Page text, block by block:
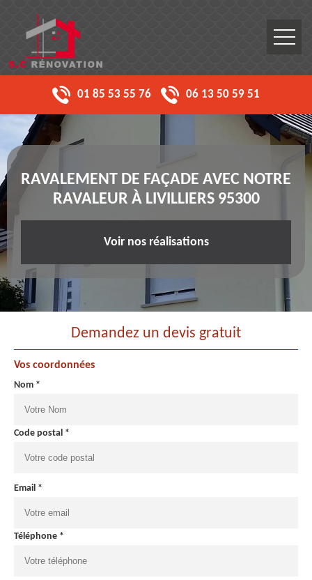
01 85 53 55 76 06 13 50 59 51
RAVALEMENT DE FAÇADE AVEC NOTRE
RAVALEUR À LIVILLIERS 95300
Voir nos réalisations
Demandez un devis gratuit
Vos coordonnées
Nom *
Code postal *
Email *
Téléphone *